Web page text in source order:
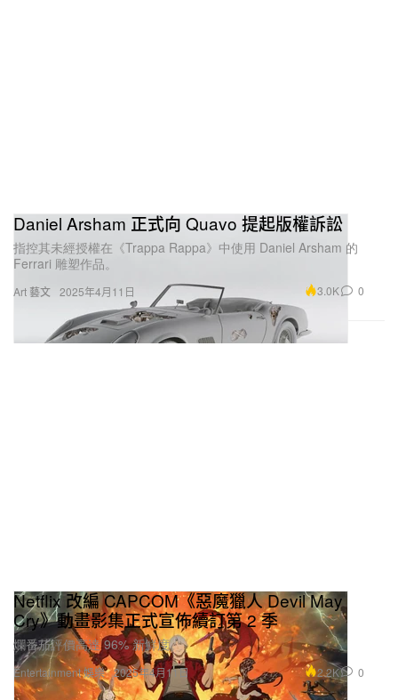
Art 藝文
Daniel Arsham 正式向 Quavo 提起版權訴訟
指控其未經授權在《Trappa Rappa》中使用 Daniel Arsham 的
Ferrari 雕塑作品。
2025年4月11日 3.0K 0
Entertainment 娛樂
Netflix 改編 CAPCOM《惡魔獵人 Devil May
Cry》動畫影集正式宣佈續訂第 2 季
爛番茄評價高達 96% 新鮮度。
2025年4月11日 2.2K 0